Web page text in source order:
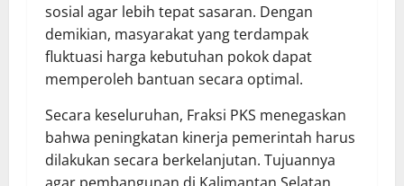
sosial agar lebih tepat sasaran. Dengan
demikian, masyarakat yang terdampak
fluktuasi harga kebutuhan pokok dapat
memperoleh bantuan secara optimal.
Secara keseluruhan, Fraksi PKS menegaskan
bahwa peningkatan kinerja pemerintah harus
dilakukan secara berkelanjutan. Tujuannya